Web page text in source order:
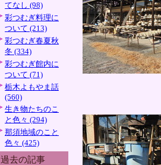
てなし (98)
彩つむぎ料理に
ついて (213)
彩つむぎ春夏秋
冬 (334)
彩つむぎ館内に
ついて (71)
栃木よもやま話
(560)
生き物たちのこ
と色々 (294)
那須地域のこと
色々 (425)
過去の記事